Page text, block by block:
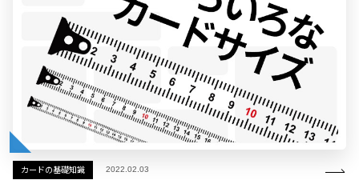
カードの基礎知識 2022.02.03